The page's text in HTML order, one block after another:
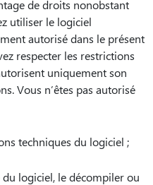
de droits nonobstant
utiliser le logiciel
autorisé dans le présent
respecter les restrictions
uniquement son
Vous n’êtes pas autorisé
techniques du logiciel ;
logiciel, le décompiler ou